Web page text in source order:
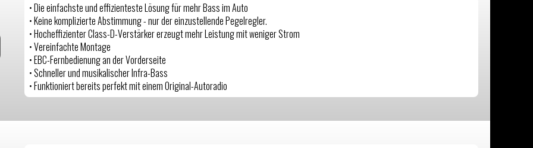
• Die einfachste und effizienteste Lösung für mehr Bass im Auto
• Keine komplizierte Abstimmung - nur der einzustellende Pegelregler.
• Hocheffizienter Class-D-Verstärker erzeugt mehr Leistung mit weniger Strom
• Vereinfachte Montage
• EBC-Fernbedienung an der Vorderseite
• Schneller und musikalischer Infra-Bass
• Funktioniert bereits perfekt mit einem Original-Autoradio